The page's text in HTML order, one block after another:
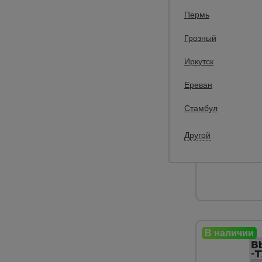
Вышка-тура
База:
Пермь
Грозный
Иркутск
Ереван
Стамбул
Другой